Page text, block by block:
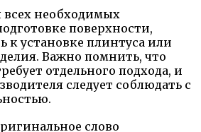
всех необходимых
поверхности,
к установке плинтуса или
Важно помнить, что
отдельного подхода, и
следует соблюдать с
слово